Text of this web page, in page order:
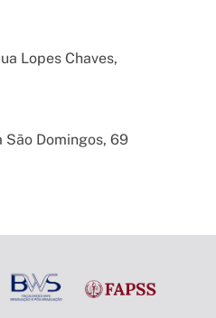
Lopes Chaves,
São Domingos, 69